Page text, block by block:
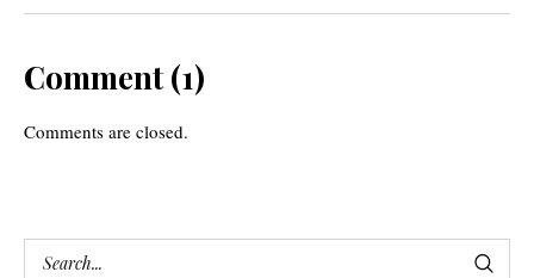
Comment (1)
Comments are closed.